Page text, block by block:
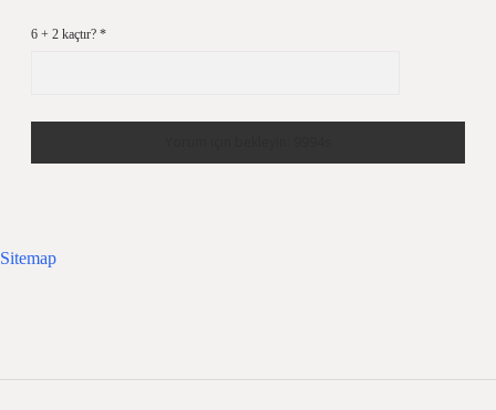
6 + 2 kaçtır? *
Sitemap